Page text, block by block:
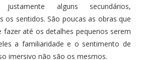
alguns secundários,
os sentidos. São poucas as obras que
fazer até os detalhes pequenos serem
a familiaridade e o sentimento de
imersivo não são os mesmos.